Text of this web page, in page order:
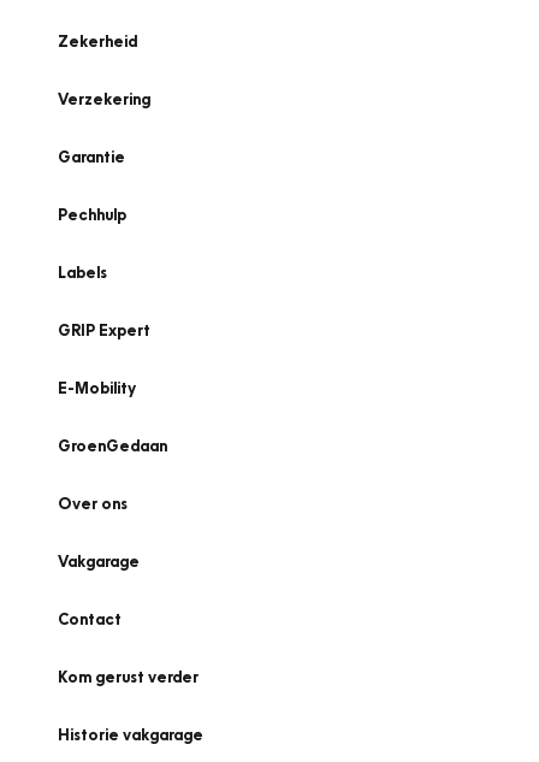
Zekerheid
Verzekering
Garantie
Pechhulp
Labels
GRIP Expert
E-Mobility
GroenGedaan
Over ons
Vakgarage
Contact
Kom gerust verder
Historie vakgarage